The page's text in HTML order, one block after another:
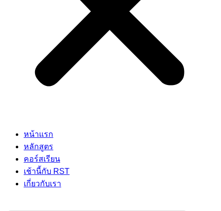
หน้าแรก
หลักสูตร
คอร์สเรียน
เช้านี้กับ RST
เกี่ยวกับเรา